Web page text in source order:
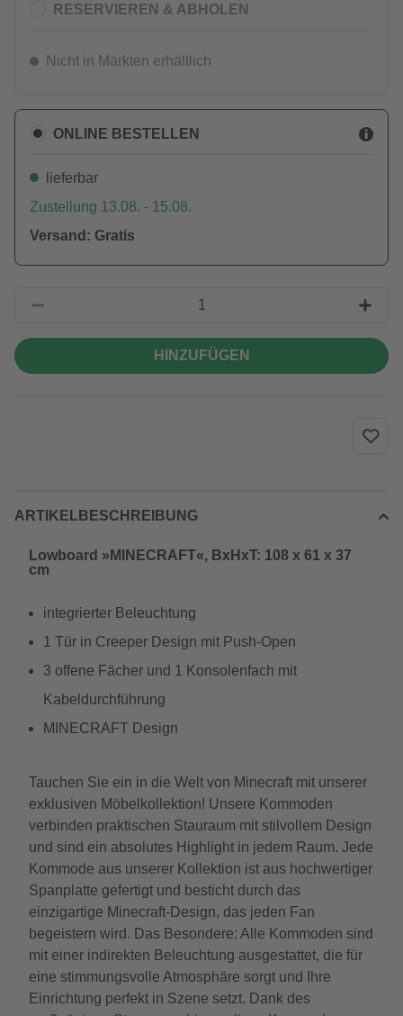
RESERVIEREN & ABHOLEN
Nicht in Märkten erhältlich
ONLINE BESTELLEN
lieferbar
Zustellung 13.08. - 15.08.
Versand: Gratis
HINZUFÜGEN
ARTIKELBESCHREIBUNG
Lowboard »MINECRAFT«, BxHxT: 108 x 61 x 37
cm
integrierter Beleuchtung
1 Tür in Creeper Design mit Push-Open
3 offene Fächer und 1 Konsolenfach mit
Kabeldurchführung
MINECRAFT Design
Tauchen Sie ein in die Welt von Minecraft mit unserer
exklusiven Möbelkollektion! Unsere Kommoden
verbinden praktischen Stauraum mit stilvollem Design
und sind ein absolutes Highlight in jedem Raum. Jede
Kommode aus unserer Kollektion ist aus hochwertiger
Spanplatte gefertigt und besticht durch das
einzigartige Minecraft-Design, das jeden Fan
begeistern wird. Das Besondere: Alle Kommoden sind
mit einer indirekten Beleuchtung ausgestattet, die für
eine stimmungsvolle Atmosphäre sorgt und Ihre
Einrichtung perfekt in Szene setzt. Dank des